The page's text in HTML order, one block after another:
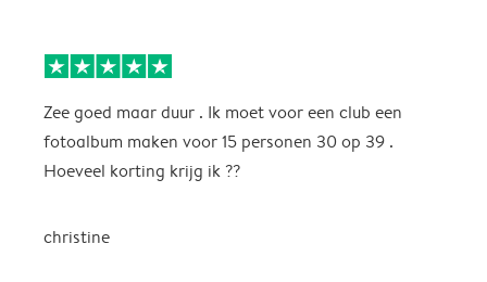
Zee goed maar duur . Ik moet voor een club een
fotoalbum maken voor 15 personen 30 op 39 .
Hoeveel korting krijg ik ??
christine